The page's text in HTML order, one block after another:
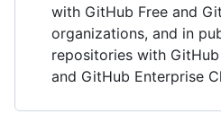
with GitHub Free and
organizations, and in
repositories with
and GitHub Enterprise